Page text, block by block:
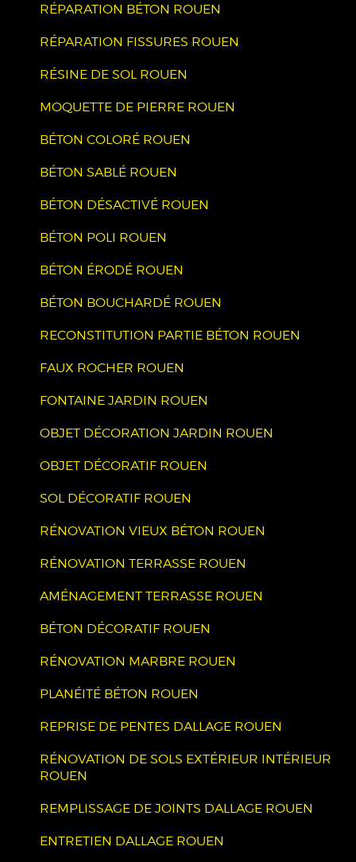
RÉPARATION BÉTON ROUEN
RÉPARATION FISSURES ROUEN
RÉSINE DE SOL ROUEN
MOQUETTE DE PIERRE ROUEN
BÉTON COLORÉ ROUEN
BÉTON SABLÉ ROUEN
BÉTON DÉSACTIVÉ ROUEN
BÉTON POLI ROUEN
BÉTON ÉRODÉ ROUEN
BÉTON BOUCHARDÉ ROUEN
RECONSTITUTION PARTIE BÉTON ROUEN
FAUX ROCHER ROUEN
FONTAINE JARDIN ROUEN
OBJET DÉCORATION JARDIN ROUEN
OBJET DÉCORATIF ROUEN
SOL DÉCORATIF ROUEN
RÉNOVATION VIEUX BÉTON ROUEN
RÉNOVATION TERRASSE ROUEN
AMÉNAGEMENT TERRASSE ROUEN
BÉTON DÉCORATIF ROUEN
RÉNOVATION MARBRE ROUEN
PLANÉITÉ BÉTON ROUEN
REPRISE DE PENTES DALLAGE ROUEN
RÉNOVATION DE SOLS EXTÉRIEUR INTÉRIEUR
ROUEN
REMPLISSAGE DE JOINTS DALLAGE ROUEN
ENTRETIEN DALLAGE ROUEN